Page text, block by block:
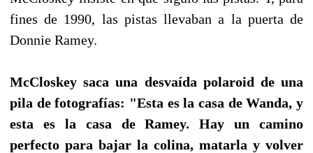
fines de 1990, las pistas llevaban a la puerta de
Donnie Ramey.
McCloskey saca una desvaída polaroid de una
pila de fotografías: "Esta es la casa de Wanda, y
esta es la casa de Ramey. Hay un camino
perfecto para bajar la colina, matarla y volver